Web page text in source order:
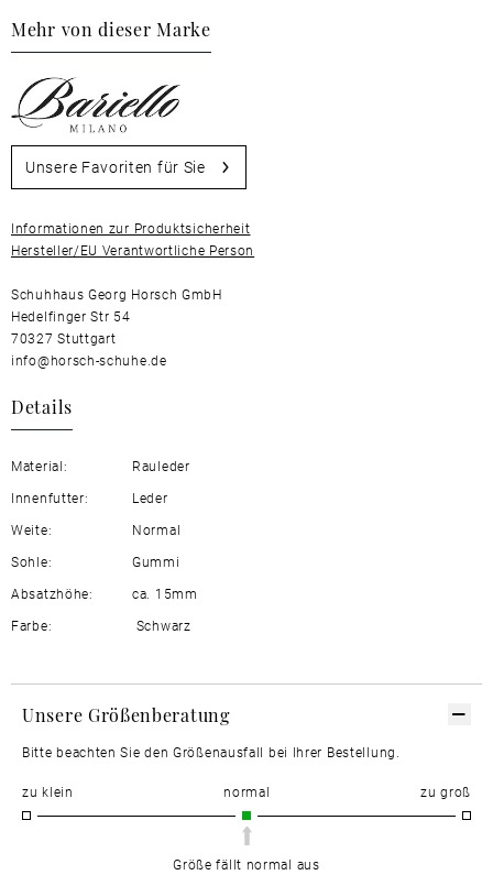
Mehr von dieser Marke
Unsere Favoriten für Sie
Informationen zur Produktsicherheit
Hersteller/EU Verantwortliche Person
Schuhhaus Georg Horsch GmbH
Hedelfinger Str 54
70327 Stuttgart
info@horsch-schuhe.de
Details
Material:
Rauleder
Innenfutter:
Leder
Weite:
Normal
Sohle:
Gummi
Absatzhöhe:
ca. 15mm
Farbe:
Schwarz
Unsere Größenberatung
Bitte beachten Sie den Größenausfall bei Ihrer Bestellung.
zu klein normal zu groß
Größe fällt normal aus